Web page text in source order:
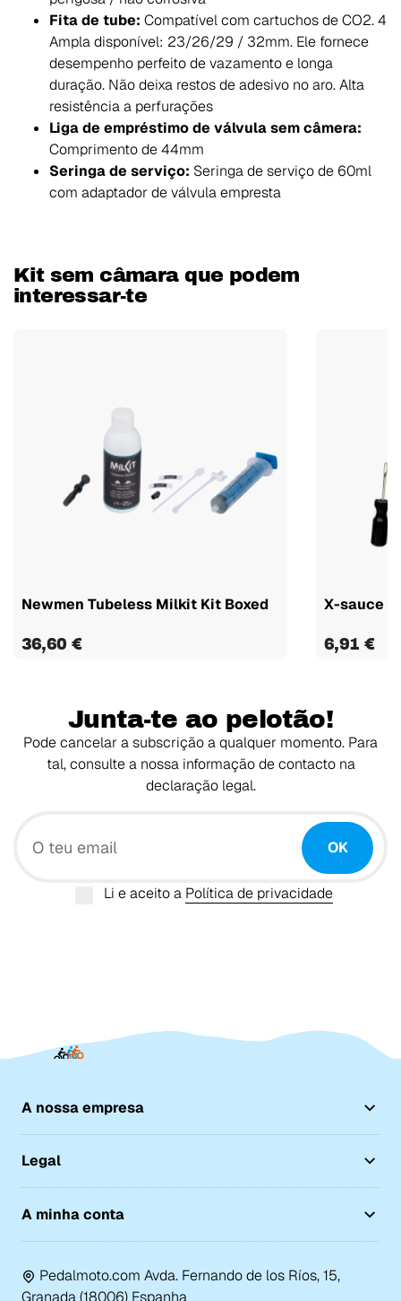
Fita de tube: Compatível com cartuchos de CO2. 4
Ampla disponível: 23/26/29 / 32mm. Ele fornece
desempenho perfeito de vazamento e longa
duração. Não deixa restos de adesivo no aro. Alta
resistência a perfurações
Liga de empréstimo de válvula sem câmera:
Comprimento de 44mm
Seringa de serviço: Seringa de serviço de 60ml
com adaptador de válvula empresta
Kit sem câmara que podem
interessar-te
Newmen Tubeless Milkit Kit Boxed
36,60 €
X-sauce
6,91 €
Junta-te ao pelotão!
Pode cancelar a subscrição a qualquer momento. Para
tal, consulte a nossa informação de contacto na
declaração legal.
OK
Li e aceito a Política de privacidade
A nossa empresa
Legal
A minha conta
Pedalmoto.com Avda. Fernando de los Ríos, 15,
Granada (18006) Espanha